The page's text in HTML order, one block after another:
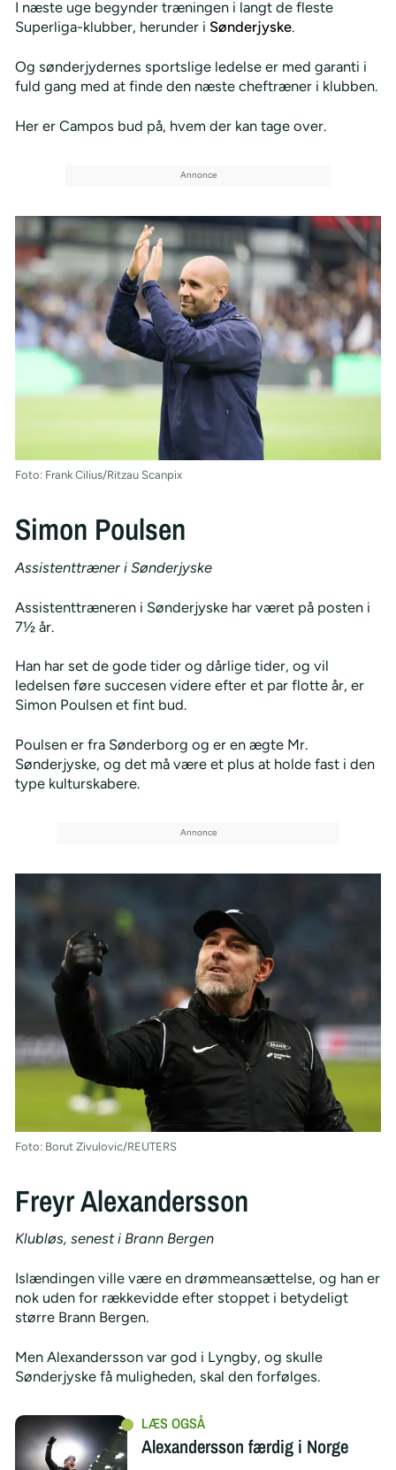
I næste uge begynder træningen i langt de fleste
Superliga-klubber, herunder i Sønderjyske.
Og sønderjydernes sportslige ledelse er med garanti i
fuld gang med at finde den næste cheftræner i klubben.
Her er Campos bud på, hvem der kan tage over.
Foto: Frank Cilius/Ritzau Scanpix
Simon Poulsen
Assistenttræner i Sønderjyske
Assistenttræneren i Sønderjyske har været på posten i
7½ år.
Han har set de gode tider og dårlige tider, og vil
ledelsen føre succesen videre efter et par flotte år, er
Simon Poulsen et fint bud.
Poulsen er fra Sønderborg og er en ægte Mr.
Sønderjyske, og det må være et plus at holde fast i den
type kulturskabere.
Foto: Borut Zivulovic/REUTERS
Freyr Alexandersson
Klubløs, senest i Brann Bergen
Islændingen ville være en drømmeansættelse, og han er
nok uden for rækkevidde efter stoppet i betydeligt
større Brann Bergen.
Men Alexandersson var god i Lyngby, og skulle
Sønderjyske få muligheden, skal den forfølges.
Alexandersson færdig i Norge